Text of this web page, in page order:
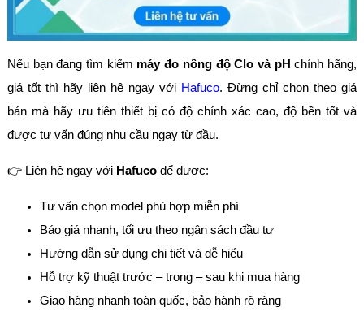
Nếu bạn đang tìm kiếm máy đo nồng độ Clo và pHchính hãng,
giá tốt thì hãy liên hệ ngay với Hafuco. Đừng chỉ chọn theo giá
bán mà hãy ưu tiên thiết bị có độ chính xác cao, độ bền tốt và
được tư vấn đúng nhu cầu ngay từ đầu.
👉 Liên hệ ngay với Hafucođể được:
Tư vấn chọn model phù hợp miễn phí
Báo giá nhanh, tối ưu theo ngân sách đầu tư
Hướng dẫn sử dụng chi tiết và dễ hiểu
Hỗ trợ kỹ thuật trước – trong – sau khi mua hàng
Giao hàng nhanh toàn quốc, bảo hành rõ ràng